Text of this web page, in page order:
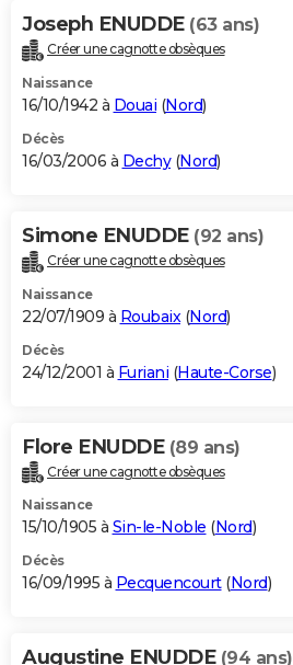
Joseph ENUDDE (63 ans)
Créer une cagnotte obsèques
Naissance
16/10/1942 à Douai (Nord)
Décès
16/03/2006 à Dechy(Nord)
Simone ENUDDE (92 ans)
Créer une cagnotte obsèques
Naissance
22/07/1909 à Roubaix (Nord)
Décès
24/12/2001 à Furiani (Haute-Corse)
Flore ENUDDE (89 ans)
Créer une cagnotte obsèques
Naissance
15/10/1905 à Sin-le-Noble (Nord)
Décès
16/09/1995 à Pecquencourt(Nord)
Augustine ENUDDE (94 ans)